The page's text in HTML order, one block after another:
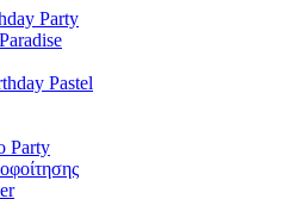
Party
Pastel
Party